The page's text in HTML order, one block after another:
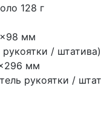
128 г
мм
/ штатива)
мм
рукоятки /